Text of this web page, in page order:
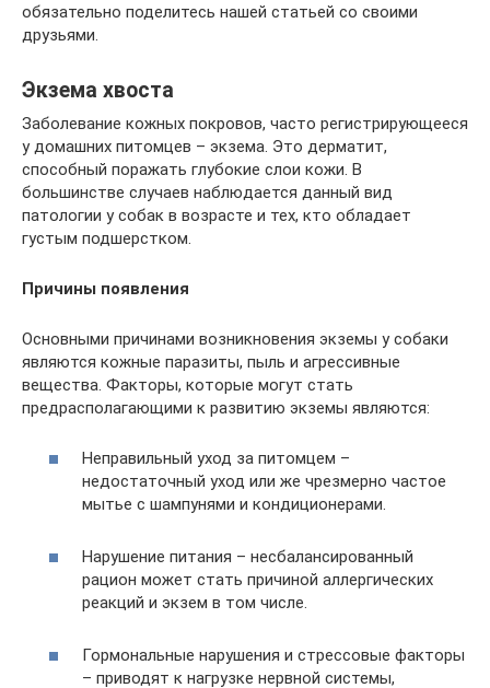
обязательно поделитесь нашей статьей со своими
друзьями.
Экзема хвоста
Заболевание кожных покровов, часто регистрирующееся
у домашних питомцев – экзема. Это дерматит,
способный поражать глубокие слои кожи. В
большинстве случаев наблюдается данный вид
патологии у собак в возрасте и тех, кто обладает
густым подшерстком.
Причины появления
Основными причинами возникновения экземы у собаки
являются кожные паразиты, пыль и агрессивные
вещества. Факторы, которые могут стать
предрасполагающими к развитию экземы являются:
Неправильный уход за питомцем –
недостаточный уход или же чрезмерно частое
мытье с шампунями и кондиционерами.
Нарушение питания – несбалансированный
рацион может стать причиной аллергических
реакций и экзем в том числе.
Гормональные нарушения и стрессовые факторы
– приводят к нагрузке нервной системы,